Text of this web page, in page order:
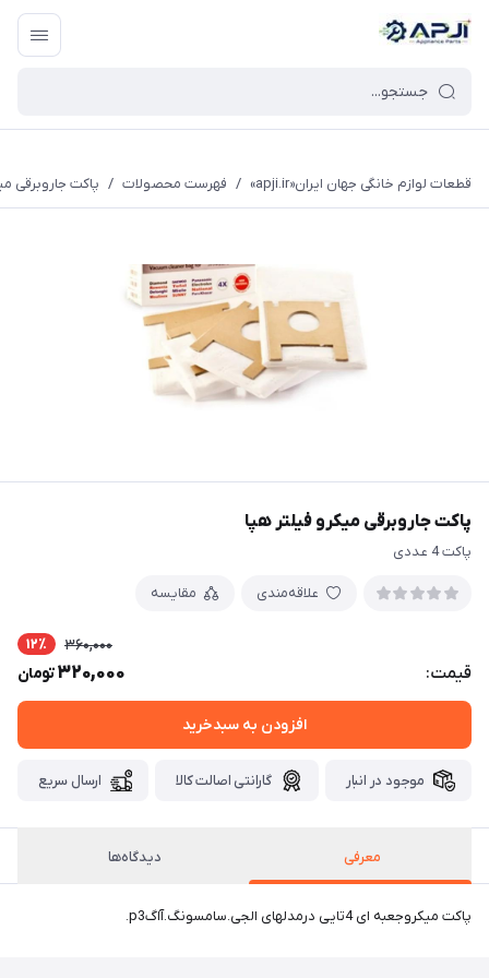
قطعات یدکی و جانبی لوازم خانگی جهان ایران
قطعات لوازم خانگی جهان ایران«apji.ir» / فهرست محصولات / پاکت جاروبرقی
پاکت جاروبرقی میکرو فیلتر هپا
پاکت 4 عددی
علاقه‌مندی مقایسه
قیمت:
360,000 12٪
320,000تومان
افزودن به سبدخرید
موجود در انبار گارانتی اصالت کالا ارسال سریع
معرفی دیدگاه‌ها
پاکت میکروجعبه ای 4تایی درمدلهای الجی.سامسونگ.آاگp3.